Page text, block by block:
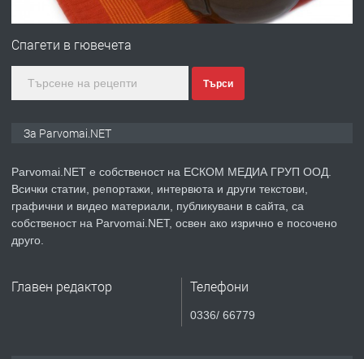
Първи поход "По стъпките на Ангел
преди 1 година
ПРЕДЛАГА Уроци по Математика
Спагети в гювечета
Търси
За Parvomai.NET
Parvomai.NET е собственост на ЕСКОМ МЕДИА ГРУП ООД.
Всички статии, репортажи, интервюта и други текстови,
графични и видео материали, публикувани в сайта, са
собственост на Parvomai.NET, освен ако изрично е посочено
друго.
Главен редактор Телефони
0336/ 66779